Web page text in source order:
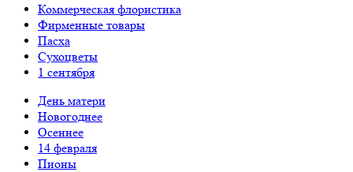
Коммерческая флористика
Фирменные товары
Пасха
Сухоцветы
1 сентября
День матери
Новогоднее
Осеннее
14 февраля
Пионы